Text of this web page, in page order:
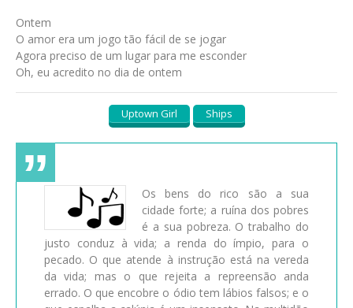
Ontem
O amor era um jogo tão fácil de se jogar
Agora preciso de um lugar para me esconder
Oh, eu acredito no dia de ontem
Uptown Girl Ships
Os bens do rico são a sua
cidade forte; a ruína dos pobres
é a sua pobreza. O trabalho do
justo conduz à vida; a renda do ímpio, para o
pecado. O que atende à instrução está na vereda
da vida; mas o que rejeita a repreensão anda
errado. O que encobre o ódio tem lábios falsos; e o